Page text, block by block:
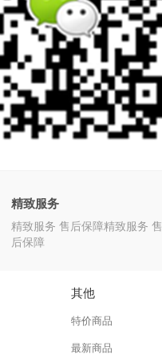
精致服务
精致服务 售后保障精致服务 售
后保障
其他
特价商品
最新商品